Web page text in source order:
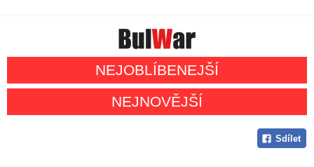
NEJOBLÍBENEJŠÍ
NEJNOVĚJŠÍ
Sdílet